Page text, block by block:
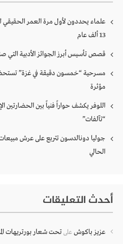
علماء يحددون لأول مرة العمر
13 ألف عام
قصص تأسيس أبرز الجوائز الأدبية التي
مسرحية “خمسون دقيقة في غزة”
مؤثرة
اللوفر يكشف حواراً فنياً بين الحضارتين
“تآلفات”
جوليا دونالدسون تتربع على عرش
الحالي
أحدث التعليقات
عزيز باكوش علىتحت شعار بورتريهات